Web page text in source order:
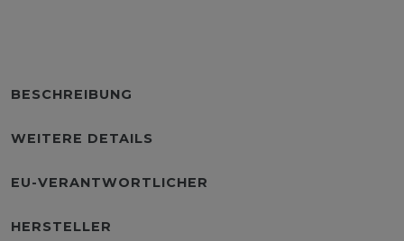
BESCHREIBUNG
WEITERE DETAILS
EU-VERANTWORTLICHER
HERSTELLER